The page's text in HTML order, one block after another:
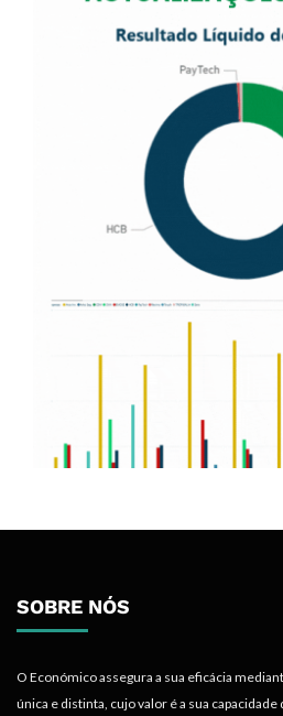
SOBRE NÓS
O Económico assegura a sua eficácia
única e distinta, cujo valor é a sua